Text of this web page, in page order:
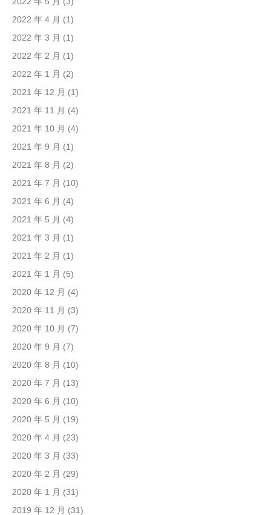
2022 年 4 月 (1)
2022 年 3 月 (1)
2022 年 2 月 (1)
2022 年 1 月 (2)
2021 年 12 月 (1)
2021 年 11 月 (4)
2021 年 10 月 (4)
2021 年 9 月 (1)
2021 年 8 月 (2)
2021 年 7 月 (10)
2021 年 6 月 (4)
2021 年 5 月 (4)
2021 年 3 月 (1)
2021 年 2 月 (1)
2021 年 1 月 (5)
2020 年 12 月 (4)
2020 年 11 月 (3)
2020 年 10 月 (7)
2020 年 9 月 (7)
2020 年 8 月 (10)
2020 年 7 月 (13)
2020 年 6 月 (10)
2020 年 5 月 (19)
2020 年 4 月 (23)
2020 年 3 月 (33)
2020 年 2 月 (29)
2020 年 1 月 (31)
2019 年 12 月 (31)